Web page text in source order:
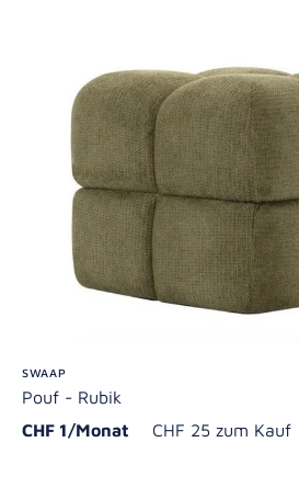
SWAAP
Pouf - Rubik
CHF 1/Monat
CHF 25 zum Kauf